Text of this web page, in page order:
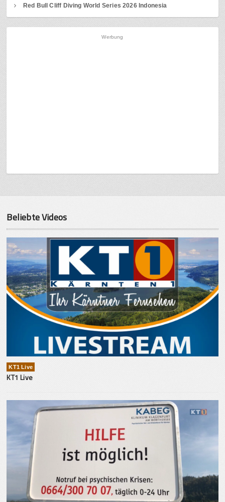
Red Bull Cliff Diving World Series 2026 Indonesia
Werbung
Beliebte Videos
KT1 Live
KT1 Live